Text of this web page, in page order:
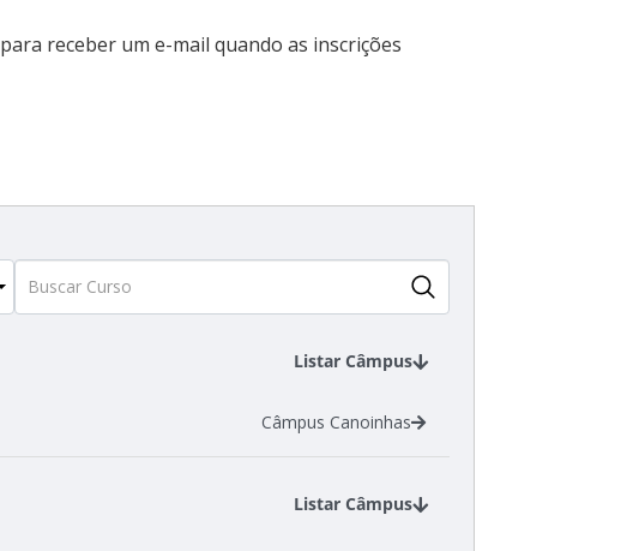
para receber um e-mail quando as inscrições
Listar Câmpus
Câmpus Canoinhas
Listar Câmpus